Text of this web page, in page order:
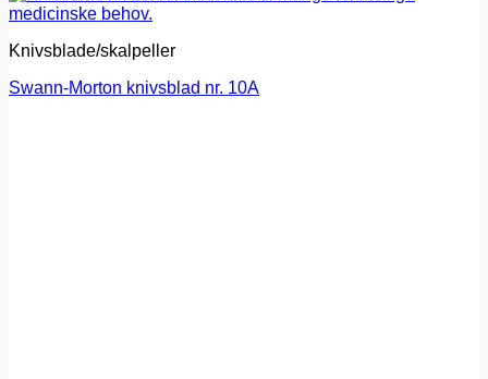
Knivsblade/skalpeller
Swann-Morton knivsblad nr. 10A